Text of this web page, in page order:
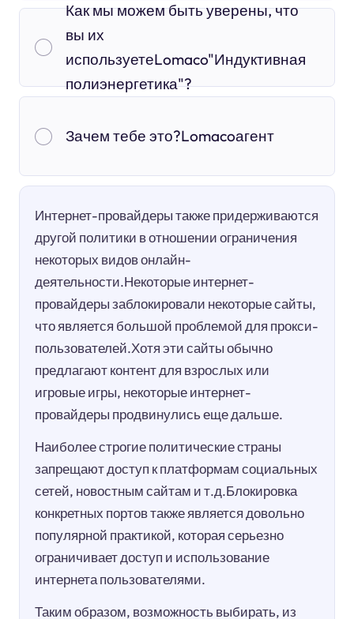
Как мы можем быть уверены, что
вы их
используетеLomaco"Индуктивная
полиэнергетика"?
Зачем тебе это?Lomacoагент
Интернет-провайдеры также придерживаются
другой политики в отношении ограничения
некоторых видов онлайн-
деятельности.Некоторые интернет-
провайдеры заблокировали некоторые сайты,
что является большой проблемой для прокси-
пользователей.Хотя эти сайты обычно
предлагают контент для взрослых или
игровые игры, некоторые интернет-
провайдеры продвинулись еще дальше.
Наиболее строгие политические страны
запрещают доступ к платформам социальных
сетей, новостным сайтам и т.д.Блокировка
конкретных портов также является довольно
популярной практикой, которая серьезно
ограничивает доступ и использование
интернета пользователями.
Таким образом, возможность выбирать, из